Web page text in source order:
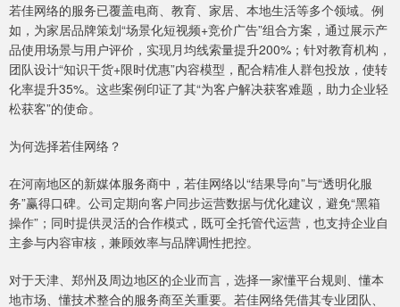
若佳网络的服务已覆盖电商、教育、家居、本地生活等多个领域。例
如，为家居品牌策划“场景化短视频+竞价广告”组合方案，通过展示产
品使用场景与用户评价，实现月均线索量提升200%；针对教育机构，
团队设计“知识干货+限时优惠”内容模型，配合精准人群包投放，使转
化率提升35%。这些案例印证了其“为客户解决获客难题，助力企业轻
松获客”的使命。
为何选择若佳网络？
在河南地区的新媒体服务商中，若佳网络以“结果导向”与“透明化服
务”赢得口碑。公司定期向客户同步运营数据与优化建议，避免“黑箱
操作”；同时提供灵活的合作模式，既可全托管代运营，也支持企业自
主参与内容审核，兼顾效率与品牌调性把控。
对于天津、郑州及周边地区的企业而言，选择一家懂平台规则、懂本
地市场、懂技术整合的服务商至关重要。若佳网络凭借其专业团队、